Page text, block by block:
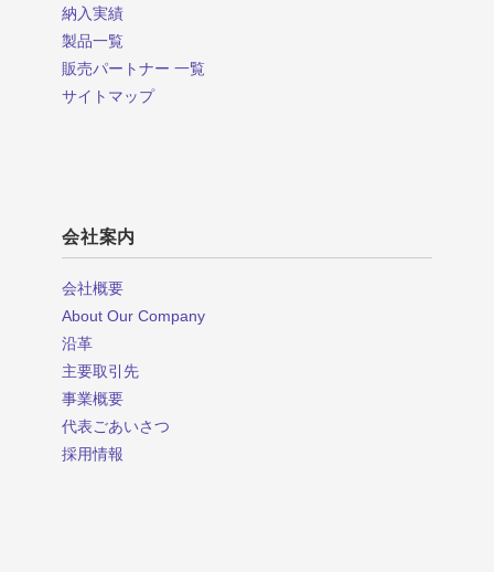
納入実績
製品一覧
販売パートナー 一覧
サイトマップ
会社案内
会社概要
About Our Company
沿革
主要取引先
事業概要
代表ごあいさつ
採用情報